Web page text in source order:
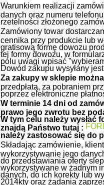
Warunkiem realizacji
danych oraz numeru
rzetelności złożonego
Zamówiony towar
cennika przy produkcie lub
gratisową formę dowozu
tej formy dowozu, w
polu uwagi wpisać
Dowód zakupu wysyłany
Za zakupy w sklepie
przedpłatą, za pobraniem
poprzez elektroniczne
W terminie 14 dni od
prawo jego zwrotu bez
W tym celu należy wysłać
znajdą Państwo tutaj :
należy zastosować się do
Składając zamówienie,
wykorzystywanie jego
do przedstawiania oferty
wykorzystywane w żadnym
danych, do ich korekty lub
2014kty oraz żądania